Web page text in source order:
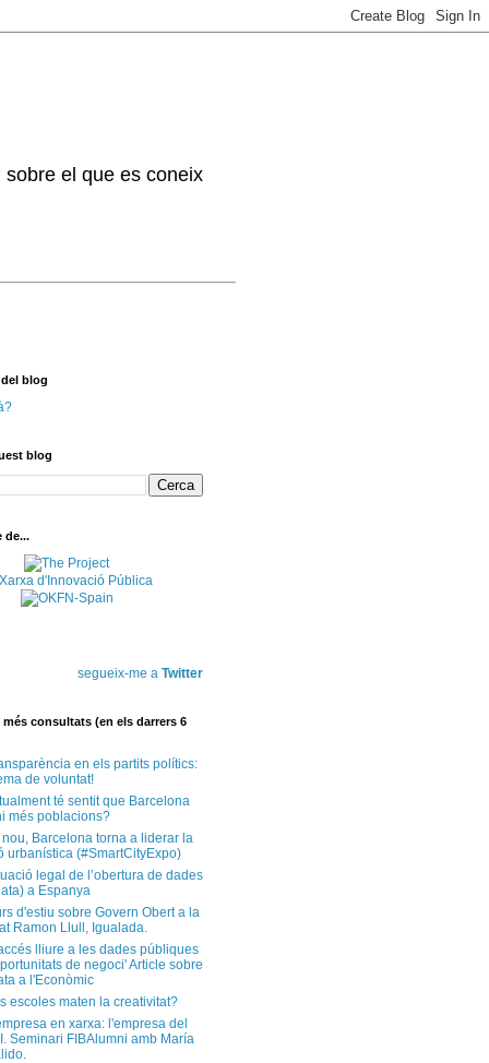
el que es coneix
blog
blog
de...
segueix-me a Twitter
més consultats (en els darrers 6
en els partits polítics:
de voluntat!
té sentit que Barcelona
més poblacions?
Barcelona torna a liderar la
urbanística (#SmartCityExpo)
legal de l’obertura de dades
a Espanya
d'estiu sobre Govern Obert a la
Ramon Llull, Igualada.
lliure a les dades públiques
de negoci' Article sobre
a l'Econòmic
escoles maten la creativitat?
en xarxa: l'empresa del
Seminari FIBAlumni amb María